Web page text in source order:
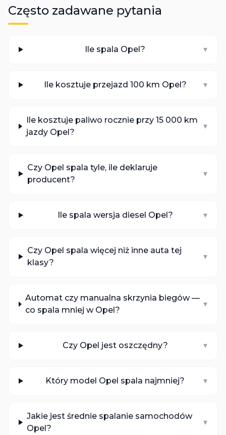
Często zadawane pytania
Ile spala Opel? ▾
Ile kosztuje przejazd 100 km Opel? ▾
Ile kosztuje paliwo rocznie przy 15 000 km
jazdy Opel?
▾
Czy Opel spala tyle, ile deklaruje
producent?
▾
Ile spala wersja diesel Opel? ▾
Czy Opel spala więcej niż inne auta tej
klasy?
▾
Automat czy manualna skrzynia biegów —
co spala mniej w Opel?
▾
Czy Opel jest oszczędny? ▾
Który model Opel spala najmniej? ▾
Jakie jest średnie spalanie samochodów
Opel?
▾